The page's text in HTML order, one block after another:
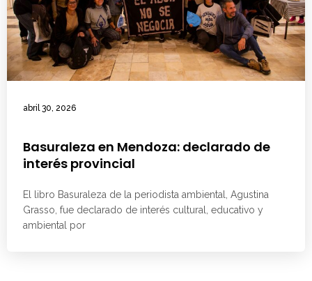
abril 30, 2026
Basuraleza en Mendoza: declarado de
interés provincial
El libro Basuraleza de la periodista ambiental, Agustina
Grasso, fue declarado de interés cultural, educativo y
ambiental por